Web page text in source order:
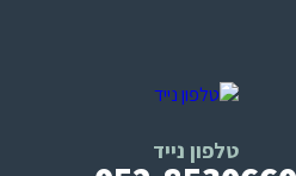
טלפון נייד